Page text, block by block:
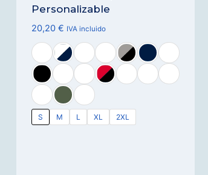
Personalizable
20,20 € IVA incluido
S M L XL 2XL